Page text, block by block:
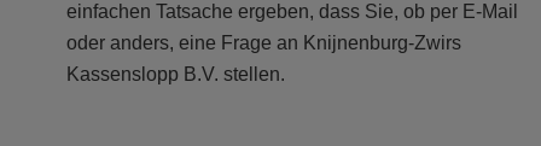
einfachen Tatsache ergeben, dass Sie, ob per E-Mail
oder anders, eine Frage an Knijnenburg-Zwirs
Kassenslopp B.V. stellen.